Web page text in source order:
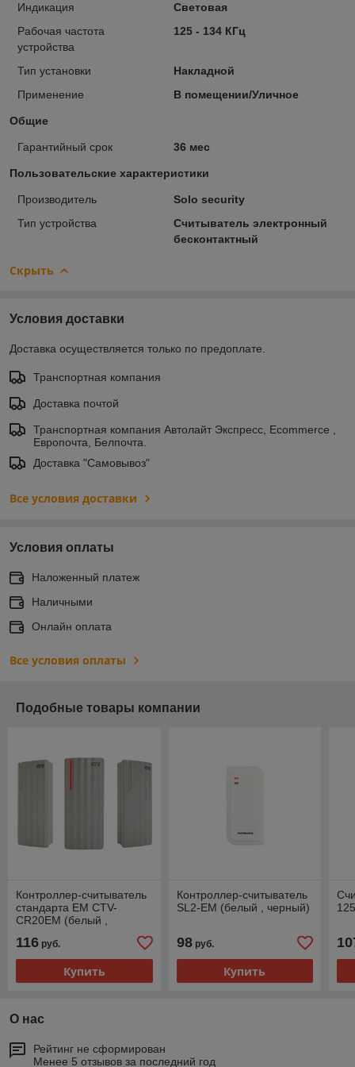
Индикация
Световая
Рабочая частота
устройства
125 - 134 КГц
Тип установки
Накладной
Применение
В помещении/Уличное
Общие
Гарантийный срок 36 мес
Пользовательские характеристики
Производитель
Solo security
Тип устройства
Считыватель электронный
бесконтактный
Скрыть
Условия доставки
Доставка осуществляется только по предоплате.
Транспортная компания
Доставка почтой
Транспортная компания Автолайт Экспресс, Ecommerce ,
Европочта, Белпочта.
Доставка "Самовывоз"
Все условия доставки
Условия оплаты
Наложенный платеж
Наличными
Онлайн оплата
Все условия оплаты
Подобные товары компании
Контроллер-считыватель
стандарта EM CTV-
CR20EM (белый ,
116 руб.
Купить
Контроллер-считыватель
SL2-EM (белый , черный)
98руб.
Купить
О нас
Рейтинг не сформирован
Менее 5 отзывов за последний год